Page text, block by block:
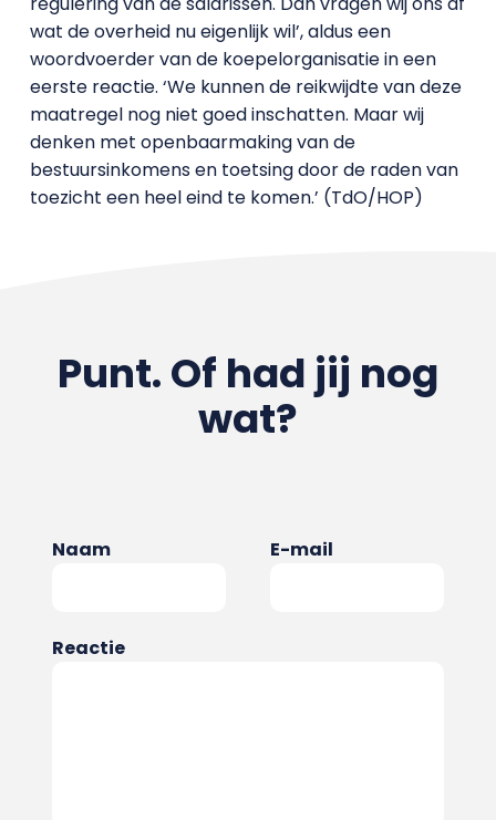
wat de overheid nu eigenlijk wil’, aldus een
woordvoerder van de koepelorganisatie in een
eerste reactie. ‘We kunnen de reikwijdte van deze
maatregel nog niet goed inschatten. Maar wij
denken met openbaarmaking van de
bestuursinkomens en toetsing door de raden van
toezicht een heel eind te komen.’ (TdO/HOP)
Punt. Of had jij nog
wat?
Naam E-mail
Reactie